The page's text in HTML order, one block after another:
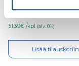
51.39€ /kpl (alv. 0%)
Lisää tilauskoriin